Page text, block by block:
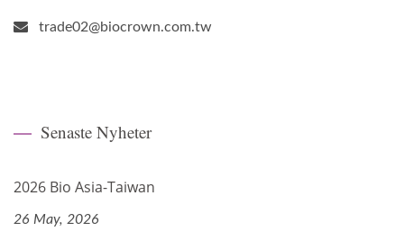
trade02@biocrown.com.tw
Senaste Nyheter
2026 Bio Asia-Taiwan
26 May, 2026